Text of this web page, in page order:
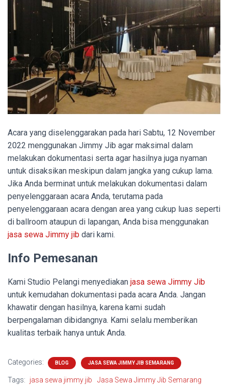
Acara yang diselenggarakan pada hari Sabtu, 12 November
2022 menggunakan Jimmy Jib agar maksimal dalam
melakukan dokumentasi serta agar hasilnya juga nyaman
untuk disaksikan meskipun dalam jangka yang cukup lama.
Jika Anda berminat untuk melakukan dokumentasi dalam
penyelenggaraan acara Anda, terutama pada
penyelenggaraan acara dengan area yang cukup luas seperti
di ballroom ataupun di lapangan, Anda bisa menggunakan
jasa sewa Jimmy jib dari kami.
Info Pemesanan
Kami Studio Pelangi menyediakan jasa sewa Jimmy Jib
untuk kemudahan dokumentasi pada acara Anda. Jangan
khawatir dengan hasilnya, karena kami sudah
berpengalaman dibidangnya. Kami selalu memberikan
kualitas terbaik hanya untuk Anda.
Categories: BLOG JASA SEWA JIMMY JIB SEMARANG
Tags: jasa sewa jimmy jib Jasa Sewa Jimmy Jib Semarang